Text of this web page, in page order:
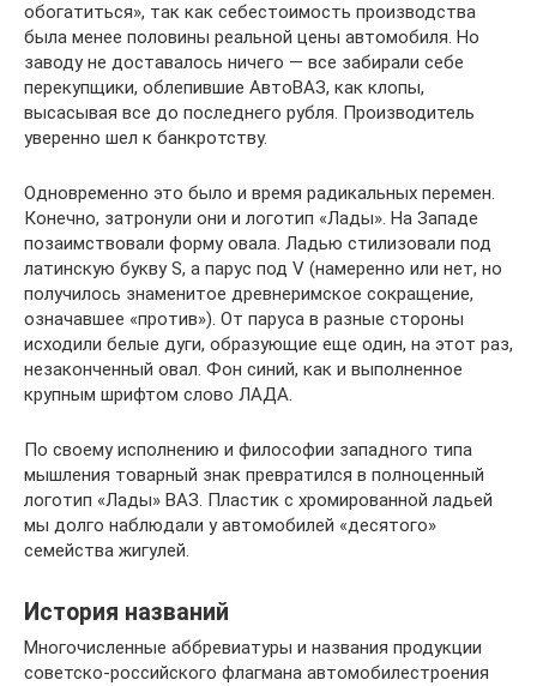
обогатиться», так как себестоимость производства
была менее половины реальной цены автомобиля. Но
заводу не доставалось ничего — все забирали себе
перекупщики, облепившие АвтоВАЗ, как клопы,
высасывая все до последнего рубля. Производитель
уверенно шел к банкротству.
Одновременно это было и время радикальных перемен.
Конечно, затронули они и логотип «Лады». На Западе
позаимствовали форму овала. Ладью стилизовали под
латинскую букву S, а парус под V (намеренно или нет, но
получилось знаменитое древнеримское сокращение,
означавшее «против»). От паруса в разные стороны
исходили белые дуги, образующие еще один, на этот раз,
незаконченный овал. Фон синий, как и выполненное
крупным шрифтом слово ЛАДА.
По своему исполнению и философии западного типа
мышления товарный знак превратился в полноценный
логотип «Лады» ВАЗ. Пластик с хромированной ладьей
мы долго наблюдали у автомобилей «десятого»
семейства жигулей.
История названий
Многочисленные аббревиатуры и названия продукции
советско-российского флагмана автомобилестроения